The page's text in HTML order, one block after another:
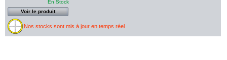
En Stock
Voir le produit
Nos stocks sont mis à jour en temps réel